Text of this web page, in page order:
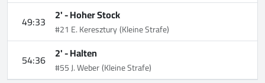
49:33 2' -Hoher Stock
#21 E. Keresztury(Kleine Strafe)
54:36 2' -Halten
#55 J. Weber(Kleine Strafe)